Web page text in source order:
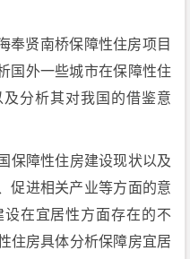
奉贤南桥保障性住房项目
国外一些城市在保障性住
分析其对我国的借鉴意
保障性住房建设现状以及
促进相关产业等方面的意
在宜居性方面存在的不
住房具体分析保障房宜居